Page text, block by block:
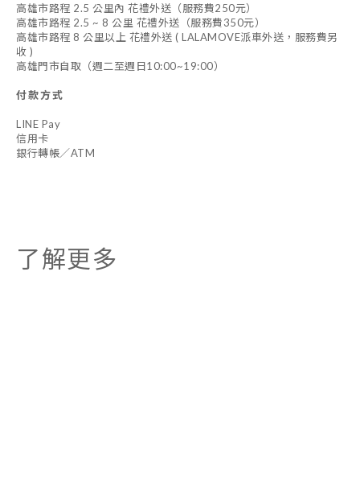
高雄市路程 2.5 公里內 花禮外送（服務費250元）
高雄市路程 2.5 ~ 8 公里 花禮外送（服務費350元）
高雄市路程 8 公里以上 花禮外送 ( LALAMOVE派車外送，服務費另
收 )
高雄門市自取（週二至週日10:00~19:00）
付款方式
LINE Pay
信用卡
銀行轉帳／ATM
了解更多